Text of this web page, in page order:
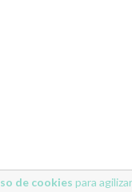
de cookies para